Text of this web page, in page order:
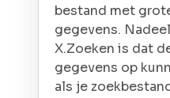
bestand met
gegevens.
X.Zoeken is dat
gegevens op
als je